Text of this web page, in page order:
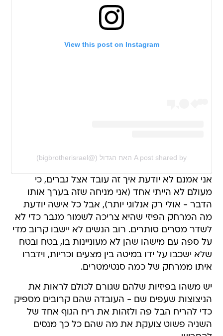
View this post on Instagram
A post shared by האח הגדול (@bigbrotherisrael)
אני אמנם לא יודעת איך זה עובד אצל גברים, כי
מעולם לא הייתי אחד (אני מניחה שזה בערך אותו
הדבר - אולי רק אנלוגי יותר), אבל כל אישה יודעת
מה המרחק הפיזי שהיא צריכה לשמור מגבר כדי לא
לשדר מסרים סותרים. רוב הנשים לא יישבו קרוב מדי
על ספה עם מישהו שהן לא מעוניינות בו, בטח ובטח
שלא ישכבו על ידו במיטה בין מצעים וכריות, וידברו
איתו ממרחק של כמה סנטימטרים.
יש משהו בפיזיות שלהם שגורם לכולם לראות את
הניצוצות שעפים שם - העובדה שהם קרובים מספיק
כדי להריח הבל פה ולזהות את ריח הגוף אחד של
השניה פשוט צועקת את מה שהם כל כך מנסים